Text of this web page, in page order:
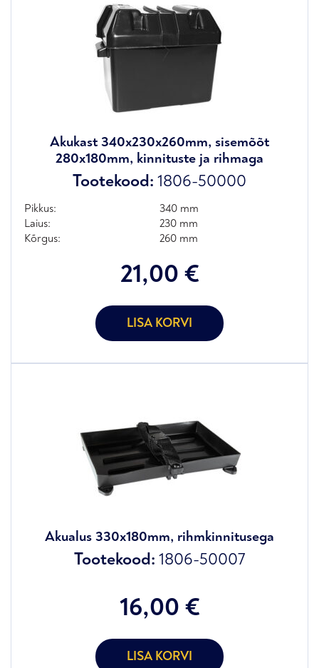
Akukast 340x230x260mm, sisemõõt
280x180mm, kinnituste ja rihmaga
Tootekood: 1806-50000
Pikkus:
340 mm
Laius:
230 mm
Kõrgus:
260 mm
21,00 €
LISA KORVI
Akualus 330x180mm, rihmkinnitusega
Tootekood: 1806-50007
16,00 €
LISA KORVI